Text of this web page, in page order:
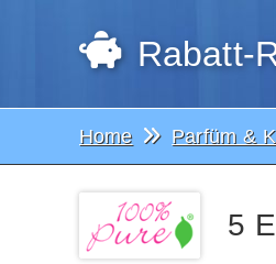
Rabatt-
Home Parfüm &
5